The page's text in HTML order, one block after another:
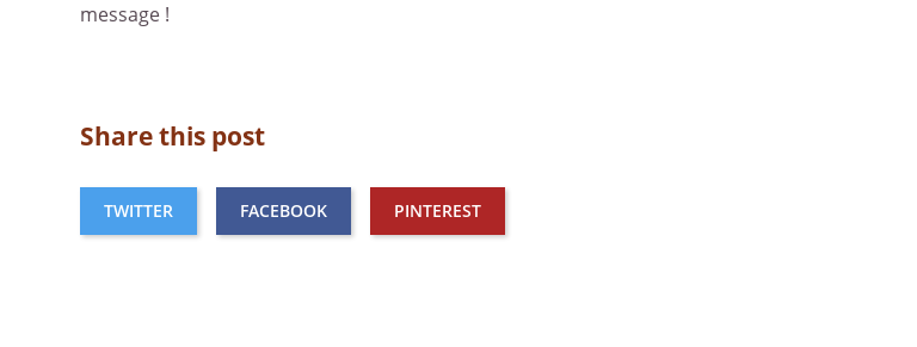
message !
Share this post
TWITTER FACEBOOK PINTEREST